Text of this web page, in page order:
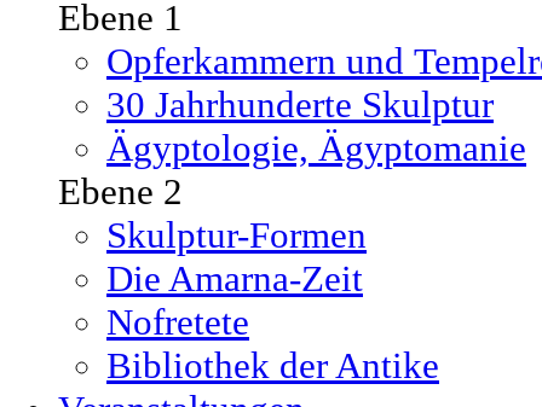
Ebene 1
Opferkammern und
30 Jahrhunderte Skulptur
Ägyptologie, Ägyptomanie
Ebene 2
Skulptur-Formen
Die Amarna-Zeit
Nofretete
Bibliothek der Antike